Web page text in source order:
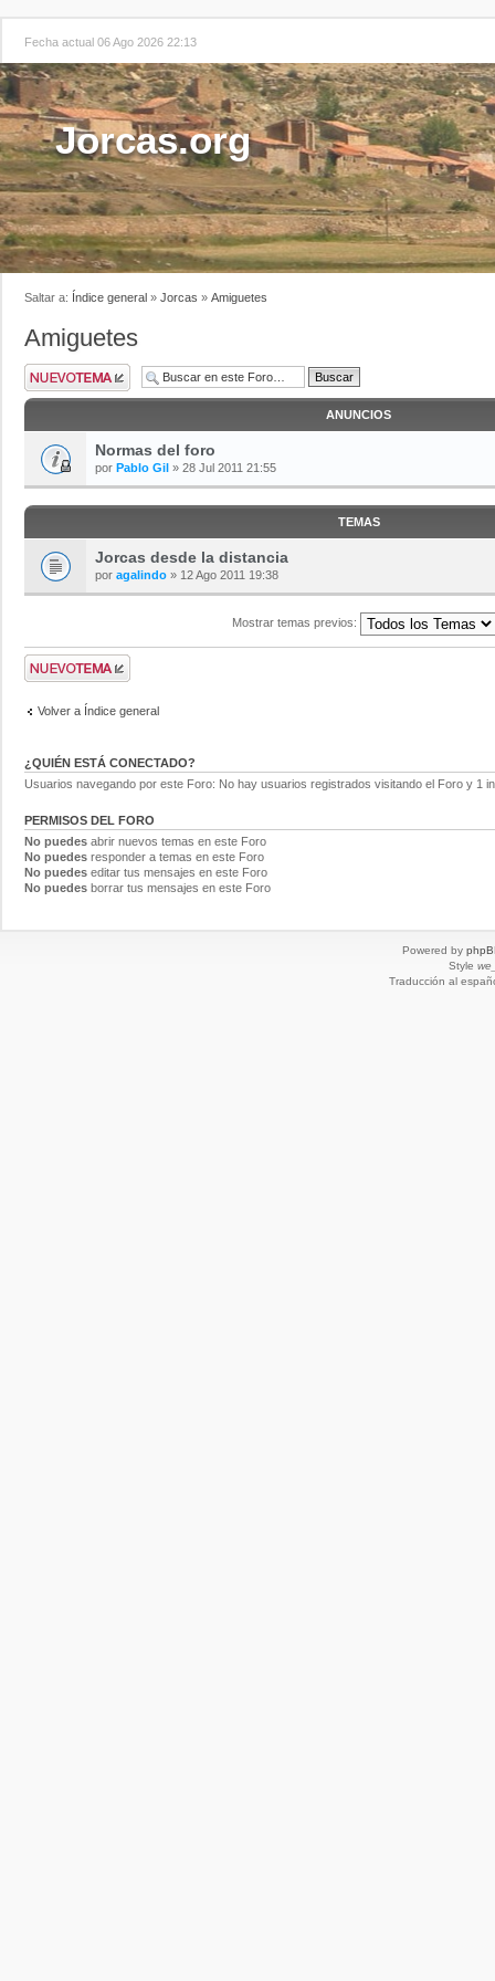
Fecha actual 06 Ago 2026 22:13
Jorcas.org
Saltar a: Índice general » Jorcas » Amiguetes
Amiguetes
ANUNCIOS
Normas del foro
por Pablo Gil » 28 Jul 2011 21:55
TEMAS
Jorcas desde la distancia
por agalindo » 12 Ago 2011 19:38
Mostrar temas previos:
Volver a Índice general
¿QUIÉN ESTÁ CONECTADO?
Usuarios navegando por este Foro: No hay usuarios registrados visitando el Foro y 1
PERMISOS DEL FORO
No puedes abrir nuevos temas en este Foro
No puedes responder a temas en este Foro
No puedes editar tus mensajes en este Foro
No puedes borrar tus mensajes en este Foro
Powered by
Style
Traducción al